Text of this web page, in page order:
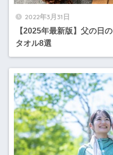
2022年3月31日
【2025年最新版】父の日
タオル8選